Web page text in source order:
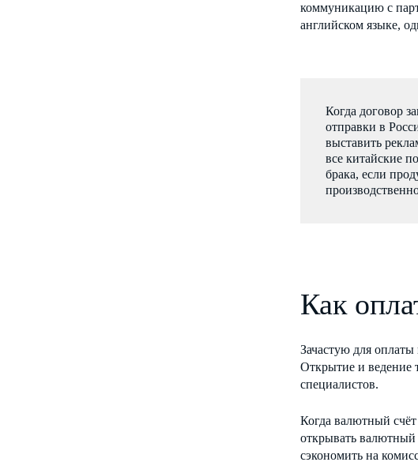
коммуникацию с
английском языке,
Когда договор
отправки в
выставить
все китайские
брака, если
Как
Зачастую для оплаты
Открытие и ведение
специалистов.
Когда валютный
открывать валютный
сэкономить на